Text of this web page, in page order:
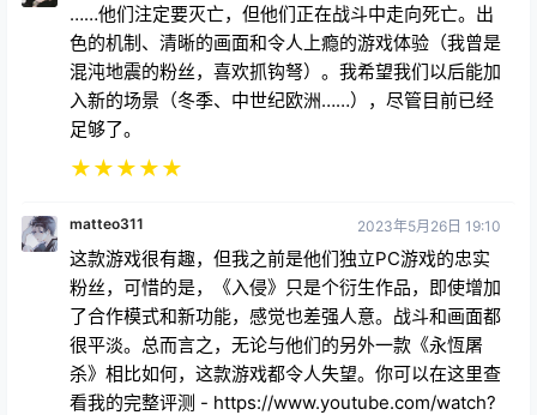
……他们注定要灭亡，但他们正在战斗中走向死亡。出
色的机制、清晰的画面和令人上瘾的游戏体验（我曾是
混沌地震的粉丝，喜欢抓钩弩）。我希望我们以后能加
入新的场景（冬季、中世纪欧洲……），尽管目前已经
足够了。
★★★★★
matteo311 2023年5月26日 19:10
这款游戏很有趣，但我之前是他们独立PC游戏的忠实
粉丝，可惜的是，《入侵》只是个衍生作品，即使增加
了合作模式和新功能，感觉也差强人意。战斗和画面都
很平淡。总而言之，无论与他们的另外一款《永恆屠
杀》相比如何，这款游戏都令人失望。你可以在这里查
看我的完整评测 - https://www.youtube.com/watch?